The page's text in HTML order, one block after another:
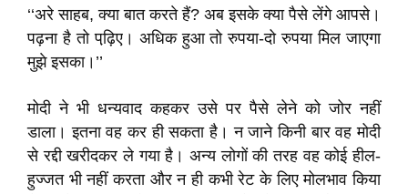
‘‘अरे साहब, क्या बात करते हैं? अब इसके क्या पैसे लेंगे आपसे।
पढ़ना है तो पढ़ि़ए। अधिक हुआ तो रुपया-दो रुपया मिल जाएगा
मुझे इसका।’’
मोदी ने भी धन्यवाद कहकर उसे पर पैसे लेने को जोर नहीं
डाला। इतना वह कर ही सकता है। न जाने किनी बार वह मोदी
से रद्दी खरीदकर ले गया है। अन्य लोगों की तरह वह कोई हील-
हुज्जत भी नहीं करता और न ही कभी रेट के लिए मोलभाव किया